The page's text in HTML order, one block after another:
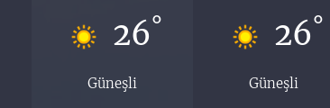
26°
Güneşli
26°
Güneşli